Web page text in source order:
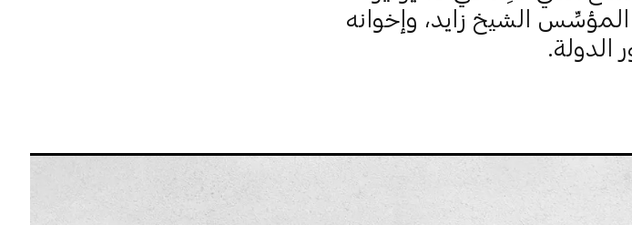
المؤسِّس الشيخ زايد، وإخوانه
الدولة.